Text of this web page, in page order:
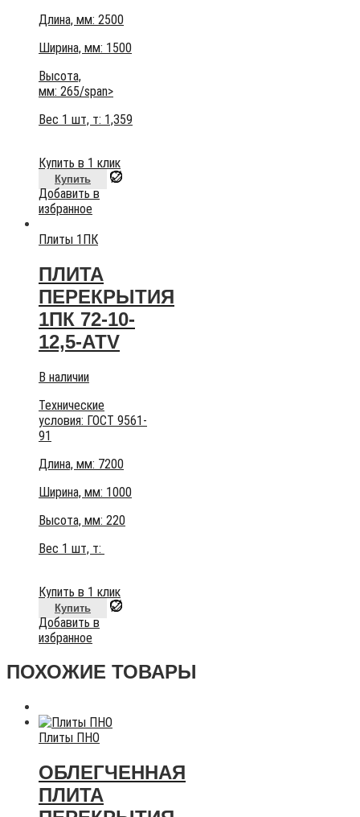
Длина, мм: 2500
Ширина, мм: 1500
Высота,
мм: 265/span>
Вес 1 шт, т: 1,359
Купить в 1 клик
Купить
Добавить в
избранное
Плиты 1ПК
ПЛИТА
ПЕРЕКРЫТИЯ
1ПК 72-10-
12,5-АТV
В наличии
Технические
условия: ГОСТ 9561-
91
Длина, мм: 7200
Ширина, мм: 1000
Высота, мм: 220
Вес 1 шт, т:
Купить в 1 клик
Купить
Добавить в
избранное
ПОХОЖИЕ ТОВАРЫ
Плиты ПНО
ОБЛЕГЧЕННАЯ
ПЛИТА